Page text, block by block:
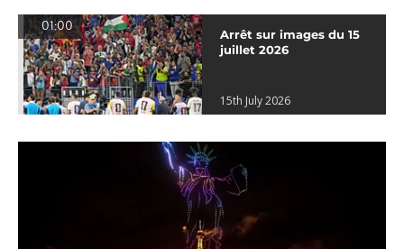
01:00
Arrêt sur images du 15
juillet 2026
15th July 2026